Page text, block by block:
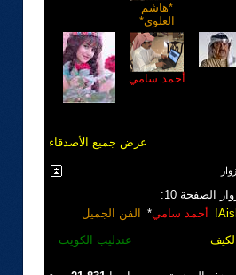
*هاشم
العلوي*
أحمد سامي
عرض جميع الأصدقاء
الصفحة 10:
أحمد سامي*
الفن الجميل
عندليب الكويت